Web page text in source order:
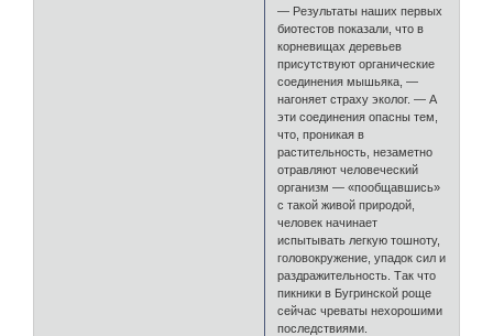
— Результаты наших первых
биотестов показали, что в
корневищах деревьев
присутствуют органические
соединения мышьяка, —
нагоняет страху эколог. — А
эти соединения опасны тем,
что, проникая в
растительность, незаметно
отравляют человеческий
организм — «пообщавшись»
с такой живой природой,
человек начинает
испытывать легкую тошноту,
головокружение, упадок сил и
раздражительность. Так что
пикники в Бугринской роще
сейчас чреваты нехорошими
последствиями.